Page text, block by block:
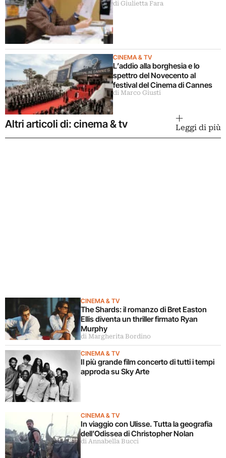
di Giulietta Fara
CINEMA & TV
L’addio alla borghesia e lo
spettro del Novecento al
festival del Cinema di Cannes
di Marco Giusti
Altri articoli di: cinema & tv Leggi di più
CINEMA & TV
The Shards: il romanzo di Bret Easton
Ellis diventa un thriller firmato Ryan
Murphy
di Margherita Bordino
CINEMA & TV
Il più grande film concerto di tutti i tempi
approda su Sky Arte
CINEMA & TV
In viaggio con Ulisse. Tutta la geografia
dell’Odissea di Christopher Nolan
di Annabella Bucci